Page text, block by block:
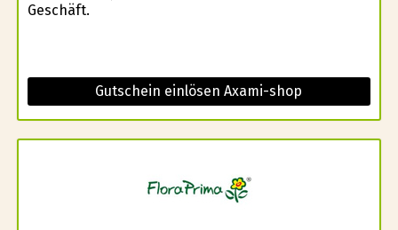
Geschäft.
Gutschein einlösen Axami-shop